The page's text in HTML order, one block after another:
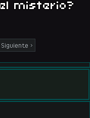
misterio?
Siguiente >